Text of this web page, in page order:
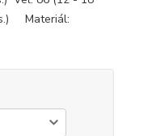
Materiál: